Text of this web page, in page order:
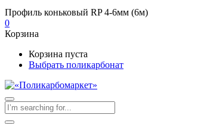
Профиль коньковый RP 4-6мм (6м)
0
Корзина
Корзина пуста
Выбрать поликарбонат